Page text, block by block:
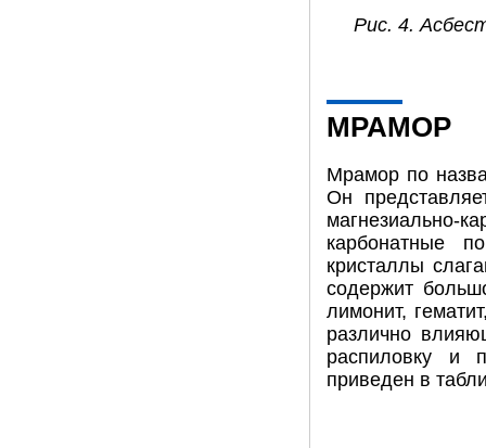
Рис. 4.
МРАМОР
Мрамор по
Он
магнезиально-
карбонатные
кристаллы
содержит
лимонит,
различно
распиловку и
приведен в